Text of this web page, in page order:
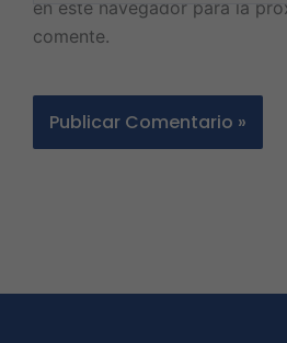
en este navegador para la
comente.